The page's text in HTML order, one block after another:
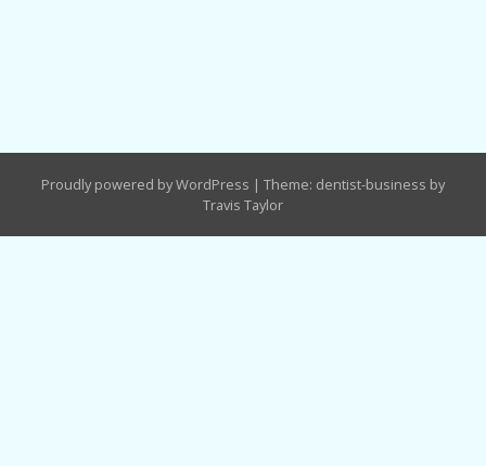
Proudly powered by WordPress | Theme: dentist-business by
Travis Taylor